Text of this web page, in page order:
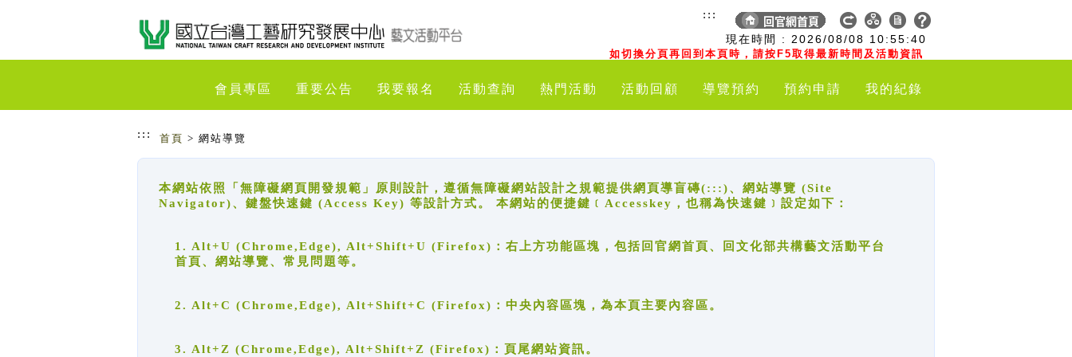
現在時間 : 2026/08/08 10:55:41
如切換分頁再回到本頁時，請按F5取得最新時間及活動資訊
:::
會員專區 重要公告 我要報名 活動查詢 熱門活動 活動回顧 導覽預約 預約申請 我的紀錄
::: 首頁 > 網站導覽
本網站依照「無障礙網頁開發規範」原則設計，遵循無障礙網站設計之規範提供網頁導盲磚(:::)、網站導覽 (Site
Navigator)、鍵盤快速鍵 (Access Key) 等設計方式。 本網站的便捷鍵﹝Accesskey，也稱為快速鍵﹞設定如下：
1. Alt+U (Chrome,Edge), Alt+Shift+U (Firefox)：右上方功能區塊，包括回官網首頁、回文化部共構藝文活動平台
首頁、網站導覽、常見問題等。
2. Alt+C (Chrome,Edge), Alt+Shift+C (Firefox)：中央內容區塊，為本頁主要內容區。
3. Alt+Z (Chrome,Edge), Alt+Shift+Z (Firefox)：頁尾網站資訊。